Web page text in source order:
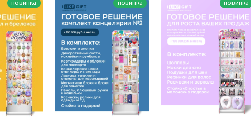
новинка новинка новинка